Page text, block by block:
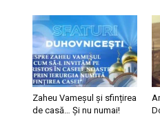
Zaheu Vameșul și sfințirea
de casă… Și nu numai!